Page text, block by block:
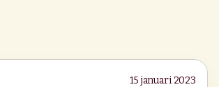
15 januari 2023